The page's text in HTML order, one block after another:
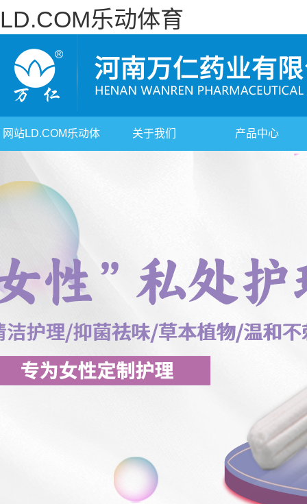
LD.COM乐动体育
网站LD.COM乐动体 关于我们 产品中心